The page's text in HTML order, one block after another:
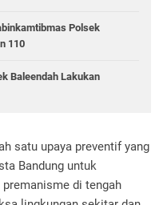
Polsek
110
Baleendah Lakukan
satu upaya preventif yang
Bandung untuk
di tengah